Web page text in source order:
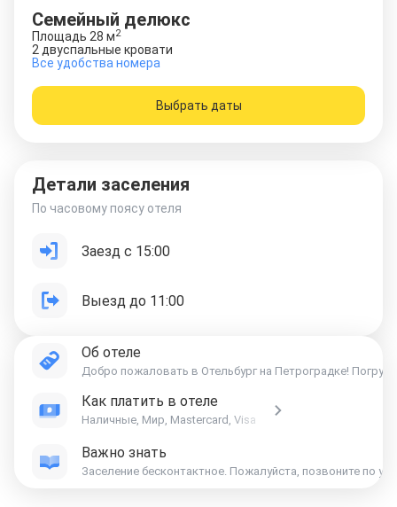
Семейный делюкс
Площадь 28 м2
2 двуспальные кровати
Все удобства номера
Выбрать даты
Детали заселения
По часовому поясу отеля
Заезд с 15:00
Выезд до 11:00
Об отеле
Добро пожаловать в Отельбург на Петроградке!
Как платить в отеле
Наличные, Мир, Mastercard, Visa
Важно знать
Заселение бесконтактное. Пожалуйста, позвоните по